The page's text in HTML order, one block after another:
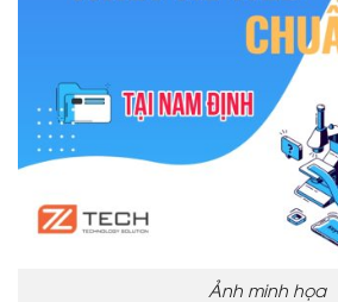
Ảnh minh họa